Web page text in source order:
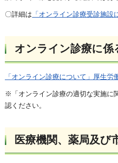
〇詳細は 「オンライン診療受診施設
オンライン診療に係
「オンライン診療について」厚生労
※「オンライン診療の適切な実施に
認ください。
医療機関、薬局及び